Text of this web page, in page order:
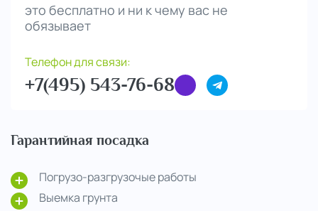
это бесплатно и ни к чему вас не
обязывает
Телефон для связи:
+7(495) 543-76-68
Гарантийная посадка
Погрузо-разгрузочые работы
Выемка грунта